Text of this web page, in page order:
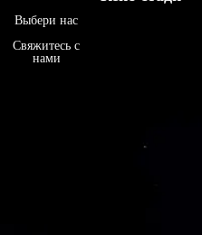
Выбери нас
Свяжитесь с
нами
हिन्दी